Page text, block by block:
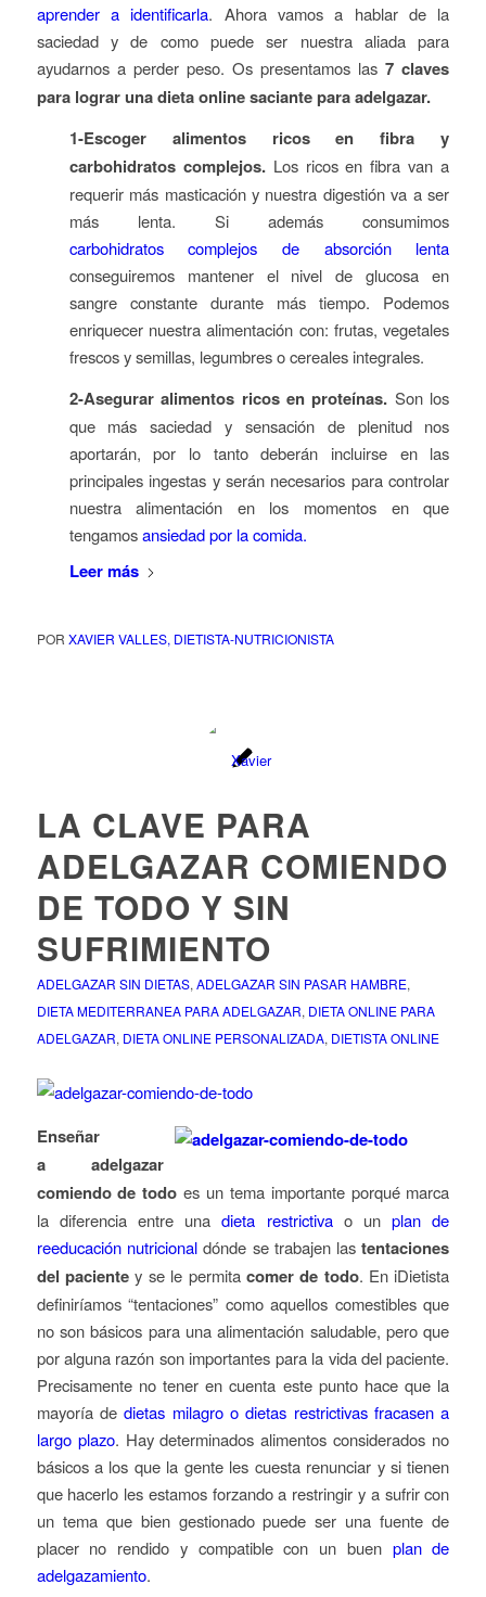
aprender a identificarla. Ahora vamos a hablar de la
saciedad y de como puede ser nuestra aliada para
ayudarnos a perder peso. Os presentamos las7 claves
para lograr una dieta online saciante para adelgazar.
1-Escoger alimentos ricos en fibra y
carbohidratos complejos.Los ricos en fibra van a
requerir más masticación y nuestra digestión va a ser
más lenta. Si además consumimos
carbohidratos complejos de absorción lenta
conseguiremos mantener el nivel de glucosa en
sangre constante durante más tiempo. Podemos
enriquecer nuestra alimentación con: frutas, vegetales
frescos y semillas, legumbres o cereales integrales.
2-Asegurar alimentos ricos en proteínas. Son los
que más saciedad y sensación de plenitud nos
aportarán, por lo tanto deberán incluirse en las
principales ingestas y serán necesarios para controlar
nuestra alimentación en los momentos en que
tengamosansiedad por la comida.
Leer más
POR XAVIER VALLES, DIETISTA-NUTRICIONISTA
LA CLAVE PARA
ADELGAZAR COMIENDO
DE TODO Y SIN
SUFRIMIENTO
ADELGAZAR SIN DIETAS, ADELGAZAR SIN PASAR HAMBRE,
DIETA MEDITERRANEA PARA ADELGAZAR, DIETA ONLINE PARA
ADELGAZAR, DIETA ONLINE PERSONALIZADA, DIETISTA ONLINE
Enseñar
a adelgazar
comiendo de todo es un tema importante porqué marca
la diferencia entre unadieta restrictivao unplan de
reeducación nutricionaldónde se trabajen lastentaciones
del pacientey se le permita comer de todo. En iDietista
definiríamos “tentaciones” como aquellos comestibles que
no son básicos para una alimentación saludable, pero que
por alguna razón son importantes para la vida del paciente.
Precisamente no tener en cuenta este punto hace que la
mayoría dedietas milagro o dietas restrictivas fracasen a
largo plazo. Hay determinados alimentos considerados no
básicos a los que la gente les cuesta renunciar y si tienen
que hacerlo les estamos forzando a restringir y a sufrir con
un tema que bien gestionado puede ser una fuente de
placer no rendido y compatible con un buen plan de
adelgazamiento.